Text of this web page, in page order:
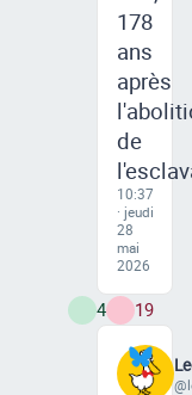
178
ans
après
de
10:37
· jeudi
28
mai
2026
4 19